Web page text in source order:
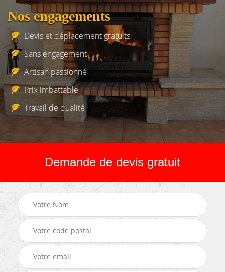
Nos engagements
Devis et déplacement gratuits
Sans engagement
Artisan passionné
Prix imbattable
Travail de qualité
Demande de devis gratuit